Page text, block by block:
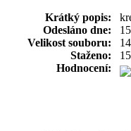
Krátký popis:
Odesláno dne:
Velikost souboru:
Staženo:
Hodnocení: